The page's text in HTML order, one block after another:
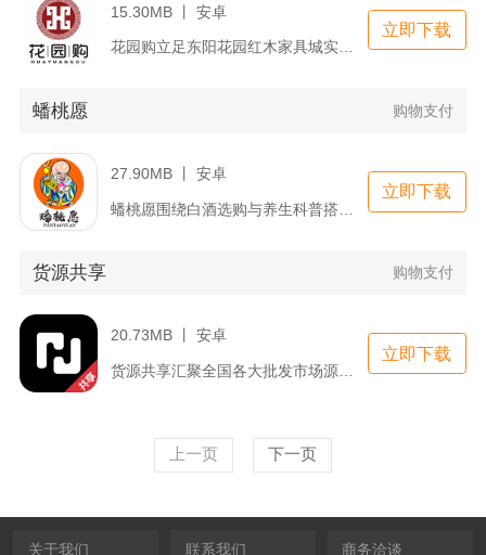
15.30MB 丨 安卓
花园购立足东阳花园红木家具城实体市场搭建线上新零售渠道，整合...
立即下载
蟠桃愿 购物支付
27.90MB 丨 安卓
立即下载
货源共享 购物支付
20.73MB 丨 安卓
货源共享汇聚全国各大批发市场源头档口与工厂资源，面向电商卖家...
立即下载
上一页 下一页
关于我们 联系我们 商务洽谈